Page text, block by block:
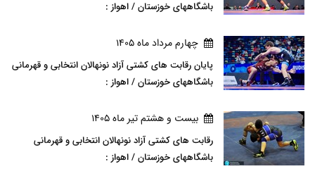
باشگاههای خوزستان / اهواز :
چهارم مرداد ماه 1405
پایان رقابت های کشتی آزاد نونهالان انتخابی و قهرمانی
باشگاههای خوزستان / اهواز :
بيست و هشتم تير ماه 1405
رقابت های کشتی آزاد نونهالان انتخابی و قهرمانی
باشگاههای خوزستان / اهواز :